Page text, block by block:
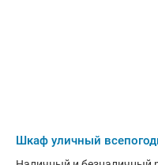
Шкаф уличный